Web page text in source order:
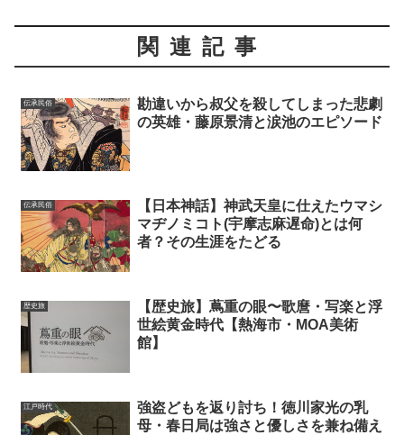
関連記事
伝承民俗
勘違いから叔父を殺してしまった悲劇
の英雄・藤原景清と涙池のエピソード
伝承民俗
【日本神話】神武天皇に仕えたウマシ
マヂノミコト(宇摩志麻遅命)とは何
者？その生涯をたどる
歴史旅
【歴史旅】蔦重の眼〜歌麿・写楽と浮
世絵黄金時代【熱海市・MOA美術
館】
江戸時代
強盗どもを返り討ち！徳川家光の乳
母・春日局は強さと優しさを兼ね備え